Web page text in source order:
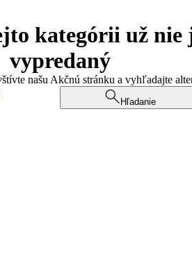
kategórii už
vypredaný
našu Akčnú stránku a vyhľadajte
Hľadanie